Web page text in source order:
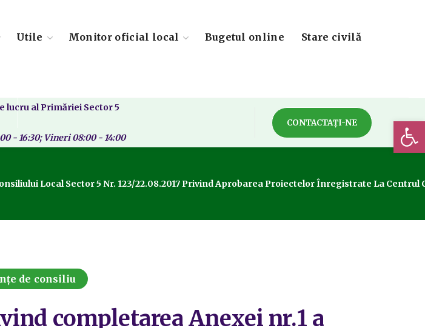
Utile Monitor oficial local Bugetul online Stare civilă
lucru al Primăriei Sector 5
- 16:30; Vineri 08:00 - 14:00
CONTACTAȚI-NE
Local Sector 5 Nr. 123/22.08.2017 Privind Aprobarea Proiectelor Înregistrate La
de consiliu
completarea Anexei nr.1 a